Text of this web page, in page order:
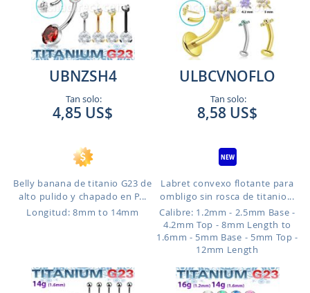
UBNZSH4
Tan solo:
4,85 US$
Belly banana de titanio G23 de
alto pulido y chapado en P...
Longitud: 8mm to 14mm
ULBCVNOFLO
Tan solo:
8,58 US$
Labret convexo flotante para
ombligo sin rosca de titanio...
Calibre: 1.2mm - 2.5mm Base -
4.2mm Top - 8mm Length to
1.6mm - 5mm Base - 5mm Top -
12mm Length